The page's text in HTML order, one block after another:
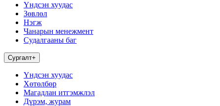
Үндсэн хуудас
Зөвлөл
Нэгж
Чанарын менежмент
Судалгааны баг
Сургалт+
Үндсэн хуудас
Хөтөлбөр
Магадлан итгэмжлэл
Дүрэм, журам